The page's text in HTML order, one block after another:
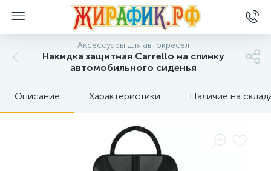
Аксессуары для автокресел
Накидка защитная Carrello на спинку
автомобильного сиденья
Описание Характеристики Наличие на